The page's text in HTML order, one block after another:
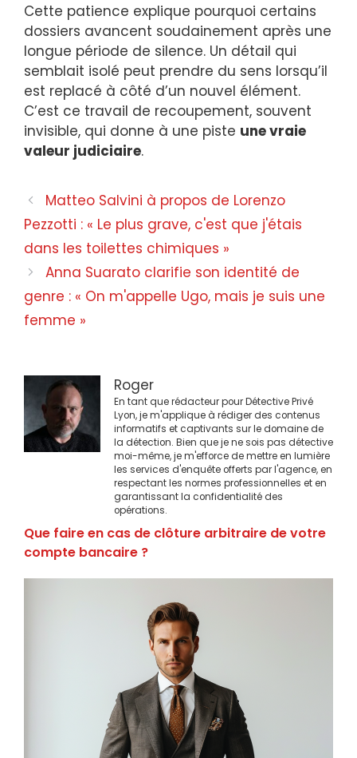
Cette patience explique pourquoi certains
dossiers avancent soudainement après une
longue période de silence. Un détail qui
semblait isolé peut prendre du sens lorsqu’il
est replacé à côté d’un nouvel élément.
C’est ce travail de recoupement, souvent
invisible, qui donne à une piste une vraie
valeur judiciaire.
Navigation
des
Matteo Salvini à propos de Lorenzo
Pezzotti : « Le plus grave, c'est que j'étais
dans les toilettes chimiques »
Anna Suarato clarifie son identité de
genre : « On m'appelle Ugo, mais je suis une
femme »
Roger
En tant que rédacteur pour Détective Privé
Lyon, je m'applique à rédiger des contenus
informatifs et captivants sur le domaine de
la détection. Bien que je ne sois pas détective
moi-même, je m'efforce de mettre en lumière
les services d'enquête offerts par l'agence, en
respectant les normes professionnelles et en
garantissant la confidentialité des
opérations.
Que faire en cas de clôture arbitraire de votre
compte bancaire ?